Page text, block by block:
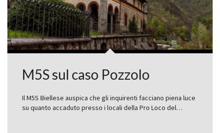
M5S sul caso Pozzolo
Il M5S Biellese auspica che gli inquirenti facciano piena luce
su quanto accaduto presso i locali della Pro Loco del…